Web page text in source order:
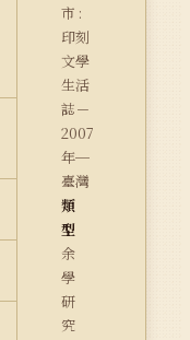
市 :
印刻
文學
生活
誌－
2007
年─
臺灣
類
型
余
學
研
究